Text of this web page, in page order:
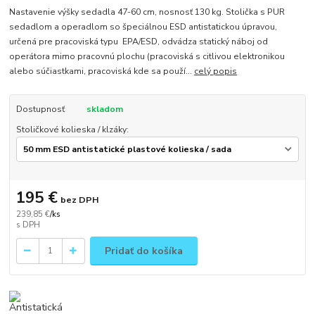
Nastavenie výšky sedadla 47-60 cm, nosnosť 130 kg. Stolička s PUR
sedadlom a operadlom so špeciálnou ESD antistatickou úpravou,
určená pre pracoviská typu EPA/ESD, odvádza statický náboj od
operátora mimo pracovnú plochu (pracoviská s citlivou elektronikou
alebo súčiastkami, pracoviská kde sa použí... celý popis
Dostupnosť
skladom
Stoličkové kolieska / klzáky:
239,85 €/ks
195 € bez DPH
Pridať do košíka